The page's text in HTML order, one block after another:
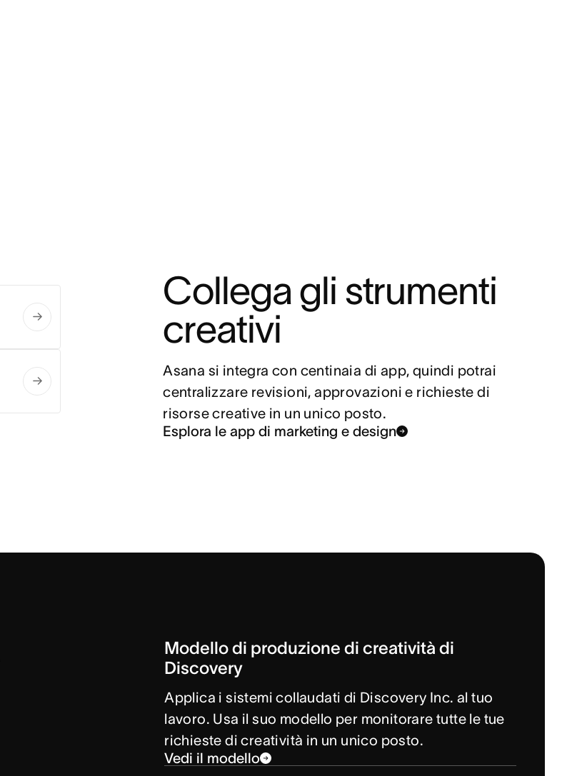
Collega gli strumenti
creativi
Asana si integra con centinaia di app, quindi potrai
centralizzare revisioni, approvazioni e richieste di
risorse creative in un unico posto.
Esplora le app di marketing e design
Modello di produzione di creatività di
Discovery
Applica i sistemi collaudati di Discovery Inc. al tuo
lavoro. Usa il suo modello per monitorare tutte le tue
richieste di creatività in un unico posto.
Vedi il modello